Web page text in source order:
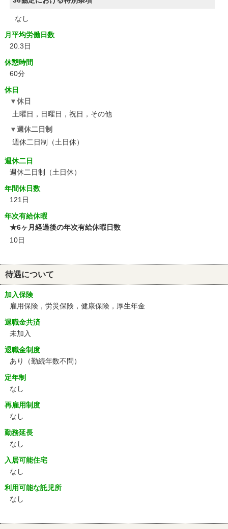
なし
月平均労働日数
20.3日
休憩時間
60分
休日
休日
土曜日，日曜日，祝日，その他
週休二日制
週休二日制（土日休）
週休二日
週休二日制（土日休）
年間休日数
121日
年次有給休暇
★6ヶ月経過後の年次有給休暇日数
10日
待遇について
加入保険
雇用保険，労災保険，健康保険，厚生年金
退職金共済
未加入
退職金制度
あり（勤続年数不問）
定年制
なし
再雇用制度
なし
勤務延長
なし
入居可能住宅
なし
利用可能な託児所
なし